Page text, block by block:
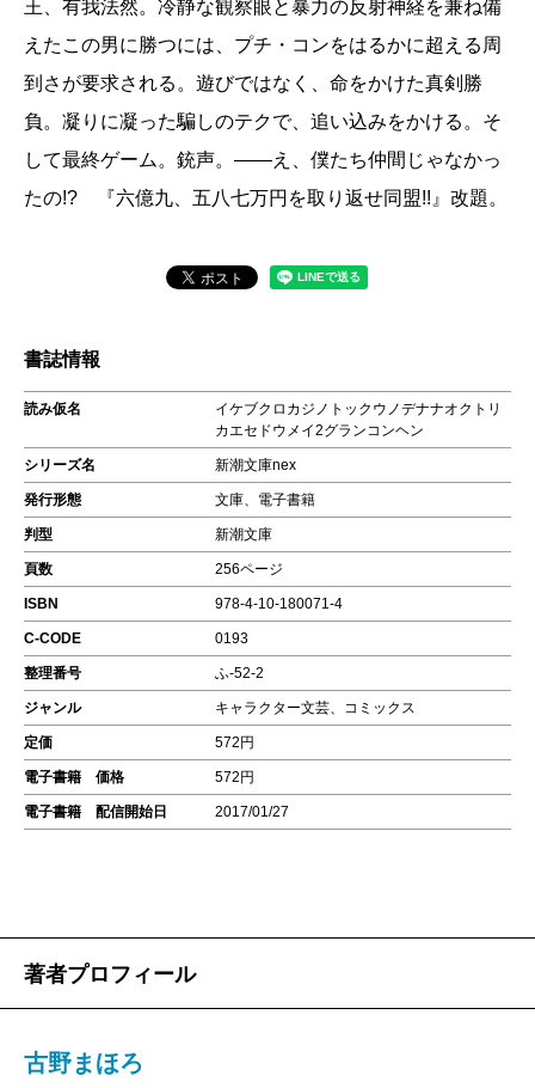
王、有我法然。冷静な観察眼と暴力の反射神経を兼ね備
えたこの男に勝つには、プチ・コンをはるかに超える周
到さが要求される。遊びではなく、命をかけた真剣勝
負。凝りに凝った騙しのテクで、追い込みをかける。そ
して最終ゲーム。銃声。――え、僕たち仲間じゃなかっ
たの!? 『六億九、五八七万円を取り返せ同盟!!』改題。
書誌情報
読み仮名
イケブクロカジノトックウノデナナオクトリ
カエセドウメイ2グランコンヘン
シリーズ名 新潮文庫nex
発行形態 文庫、電子書籍
判型 新潮文庫
頁数 256ページ
ISBN 978-4-10-180071-4
C-CODE 0193
整理番号 ふ-52-2
ジャンル キャラクター文芸、コミックス
定価 572円
電子書籍 価格 572円
電子書籍 配信開始日 2017/01/27
著者プロフィール
古野まほろ